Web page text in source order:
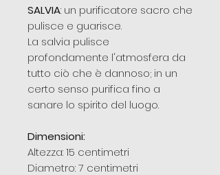
SALVIA: un purificatore sacro che
pulisce e guarisce.
La salvia pulisce
profondamente l'atmosfera da
tutto ciò che è dannoso; in un
certo senso purifica fino a
sanare lo spirito del luogo.
Dimensioni:
Altezza: 15 centimetri
Diametro: 7 centimetri